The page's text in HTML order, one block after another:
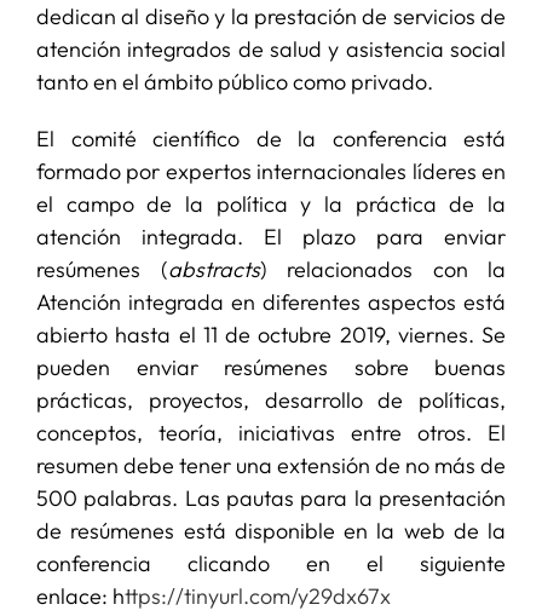
dedican al diseño y la prestación de servicios de
atención integrados de salud y asistencia social
tanto en el ámbito público como privado.
El comité científico de la conferencia está
formado por expertos internacionales líderes en
el campo de la política y la práctica de la
atención integrada. El plazo para enviar
resúmenes (abstracts) relacionados con la
Atención integrada en diferentes aspectos está
abierto hasta el 11 de octubre 2019, viernes. Se
pueden enviar resúmenes sobre buenas
prácticas, proyectos, desarrollo de políticas,
conceptos, teoría, iniciativas entre otros. El
resumen debe tener una extensión de no más de
500 palabras. Las pautas para la presentación
de resúmenes está disponible en la web de la
conferencia clicando en el siguiente
enlace: https://tinyurl.com/y29dx67x